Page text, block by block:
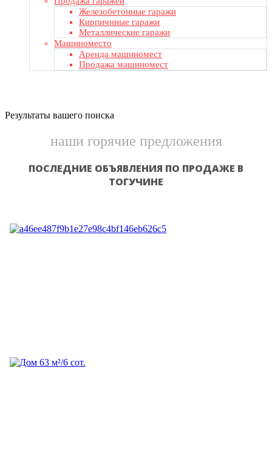
Железобетонные гаражи
Кирпичнные гаражи
Металлические гаражи
Машиноместо
Аренда машиномест
Продажа машиномест
Результаты вашего поиска
наши горячие предложения
ПОСЛЕДНИЕ ОБЪЯВЛЕНИЯ ПО ПРОДАЖЕ В
ТОГУЧИНЕ